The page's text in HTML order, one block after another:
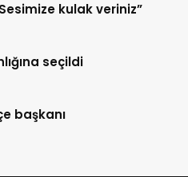
kulak veriniz”
seçildi
başkanı